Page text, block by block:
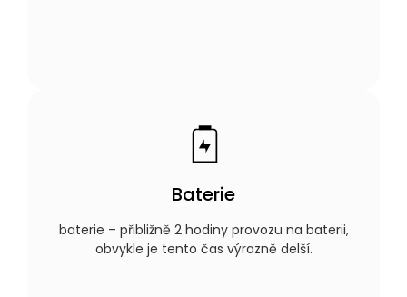
Baterie
baterie – přibližně 2 hodiny provozu na baterii,
obvykle je tento čas výrazně delší.